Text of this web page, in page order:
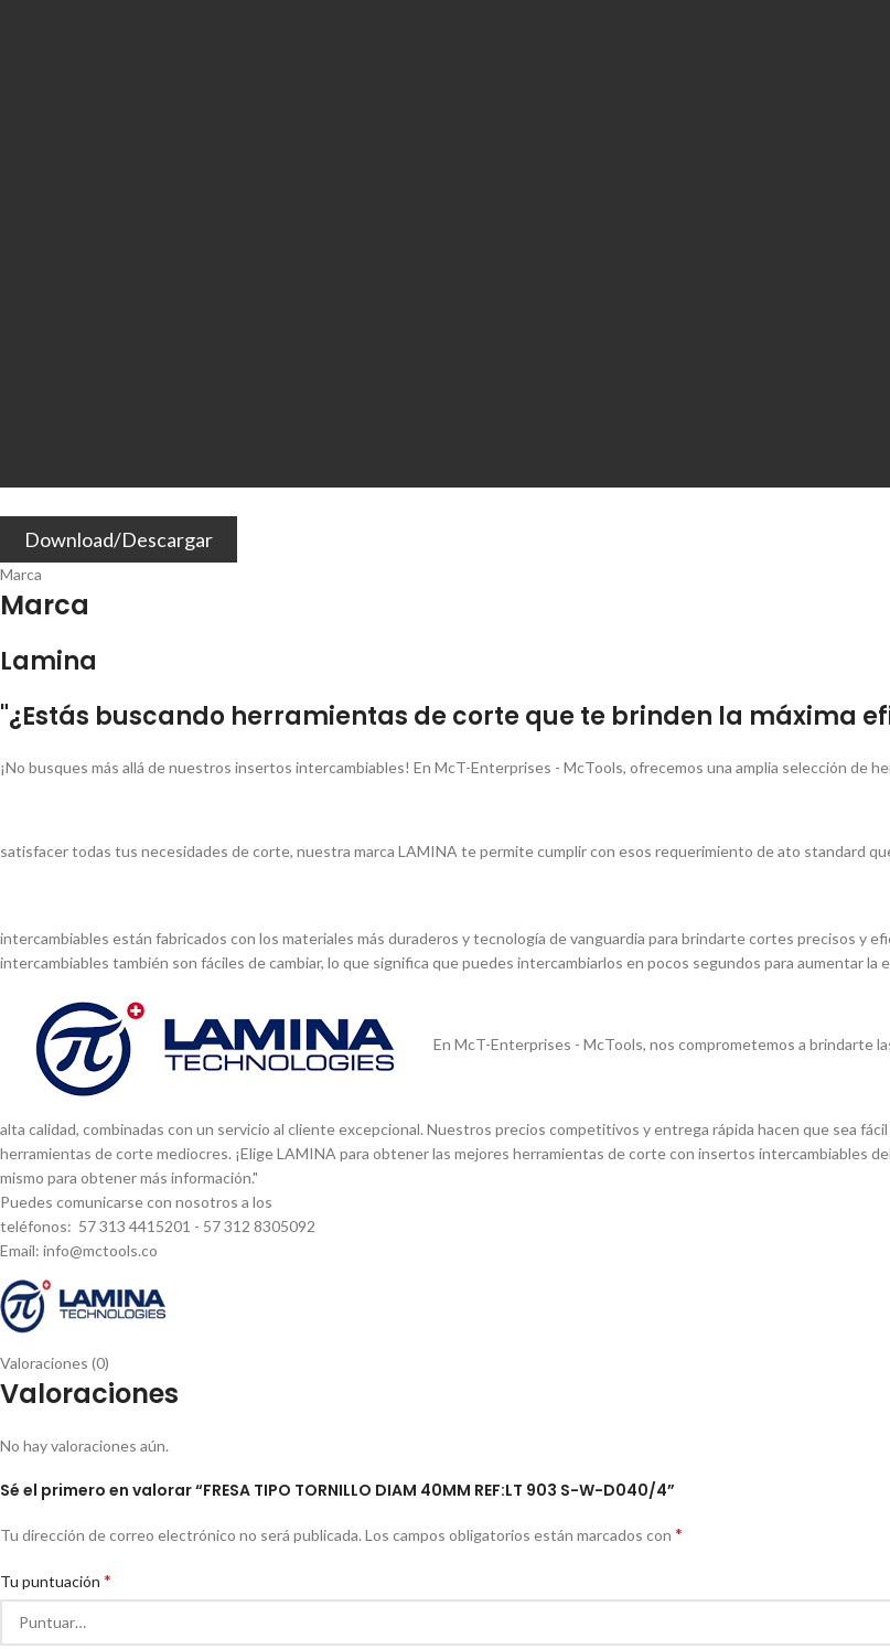
Download/Descargar
Marca
Marca
Lamina
"¿Estás buscando herramientas de corte que te brinden la máxima
¡No busques más allá de nuestros insertos intercambiables! En McT-Enterprises - McTools, ofrecemos una amplia selección de
satisfacer todas tus necesidades de corte, nuestra marca LAMINA te permite cumplir con esos requerimiento de ato standard
intercambiables están fabricados con los materiales más duraderos y tecnologí­a de vanguardia para brindarte cortes precisos y
intercambiables también son fáciles de cambiar, lo que significa que puedes intercambiarlos en pocos segundos para aumentar la
En McT-Enterprises - McTools, nos comprometemos a brindarte
alta calidad, combinadas con un servicio al cliente excepcional. Nuestros precios competitivos y entrega rápida hacen que sea
herramientas de corte mediocres. ¡Elige LAMINA para obtener las mejores herramientas de corte con insertos intercambiables
mismo para obtener más información."
Puedes comunicarse con nosotros a los
teléfonos: 57 313 4415201 - 57 312 8305092
Email: info@mctools.co
Valoraciones (0)
Valoraciones
No hay valoraciones aún.
Sé el primero en valorar “FRESA TIPO TORNILLO DIAM 40MM REF:LT 903 S-W-D040/4”
Tu dirección de correo electrónico no será publicada. Los campos obligatorios están marcados con *
Tu puntuación *